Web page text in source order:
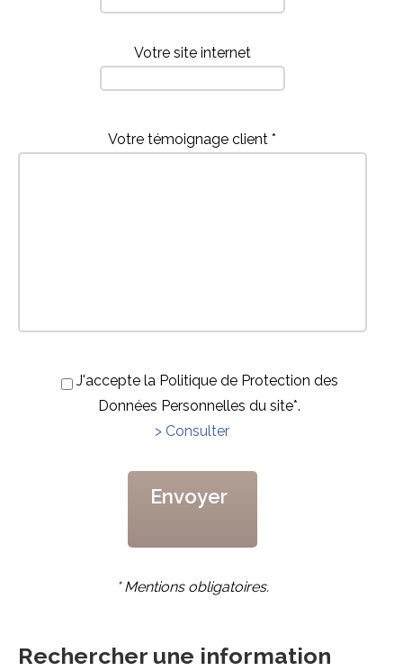
Votre site internet
Votre témoignage client *
J'accepte la Politique de Protection des
Données Personnelles du site*.
> Consulter
* Mentions obligatoires.
Rechercher une information